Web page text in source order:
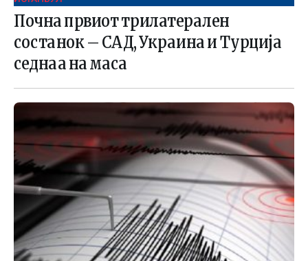
Почна првиот трилатерален
состанок – САД, Украина и Турција
седнаа на маса